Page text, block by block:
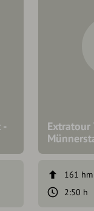
-
Extratour
161 hm
2:50 h